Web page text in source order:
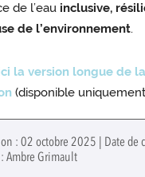
de l’eau inclusive,
de l’environnement.
la version longue de
(disponible
: 02 octobre 2025 | Date de
Ambre Grimault